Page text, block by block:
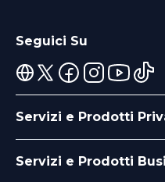
Seguici Su
Servizi e Prodotti
Servizi e Prodotti